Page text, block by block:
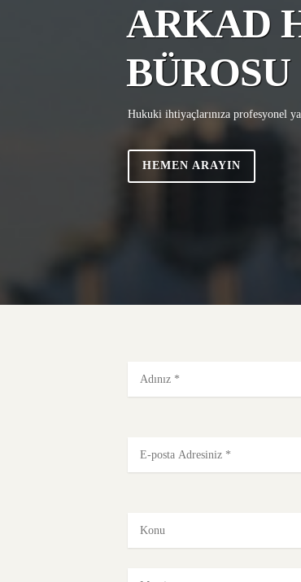
ARKAD
BÜROSU
Hukuki ihtiyaçlarınıza profesyonel
HEMEN ARAYIN